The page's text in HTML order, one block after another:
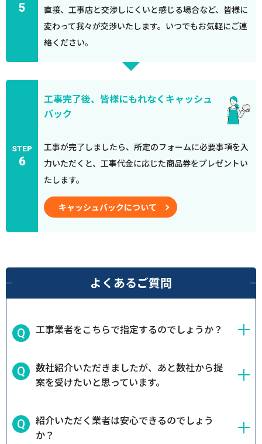
5
直接、工事店と交渉しにくいと感じる場合など、皆様に
変わって我々が交渉いたします。いつでもお気軽にご連
絡ください。
STEP
6
工事完了後、皆様にもれなくキャッシュ
バック
工事が完了しましたら、所定のフォームに必要事項を入
力いただくと、工事代金に応じた商品券をプレゼントい
たします。
キャッシュバックについて
よくあるご質問
工事業者をこちらで指定するのでしょうか？
数社紹介いただきましたが、あと数社から提
案を受けたいと思っています。
紹介いただく業者は安心できるのでしょう
か？